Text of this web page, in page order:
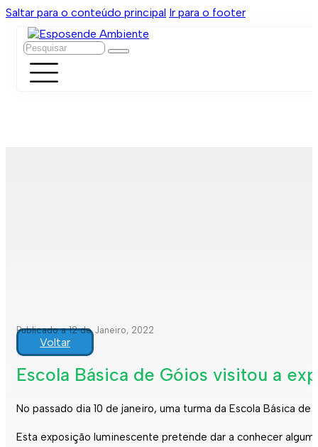
Saltar para o conteúdo principal Ir para o footer
Pesquisar
Publicado a 12 de Janeiro, 2022
Voltar
Escola Básica de Góios visitou a
No passado dia 10 de janeiro, uma turma da Escola Básica
Esta exposição luminescente pretende dar a conhecer